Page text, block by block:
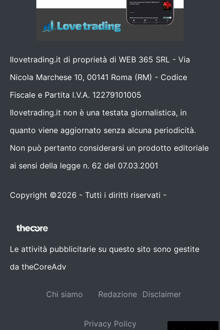
Ilovetrading.it di proprietà di WEB 365 SRL - Via
Nicola Marchese 10, 00141 Roma (RM) - Codice
Fiscale e Partita I.V.A. 12279101005
Ilovetrading.it non è una testata giornalistica, in
quanto viene aggiornato senza alcuna periodicità.
Non può pertanto considerarsi un prodotto editoriale
ai sensi della legge n. 62 del 07.03.2001
Copyright ©2026 - Tutti i diritti riservati -
Le attività pubblicitarie su questo sito sono gestite
da theCoreAdv
Chi siamo Redazione Disclaimer
Privacy Policy